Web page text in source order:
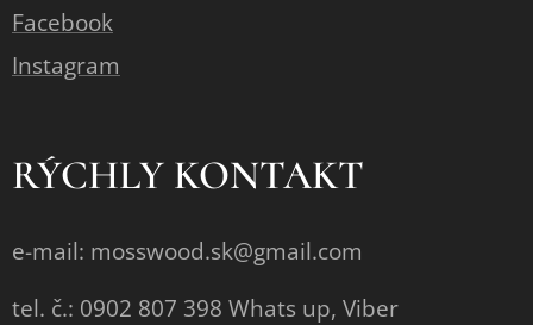
Facebook
Instagram
RÝCHLY KONTAKT
e-mail: mosswood.sk@gmail.com
tel. č.: 0902 807 398 Whats up, Viber